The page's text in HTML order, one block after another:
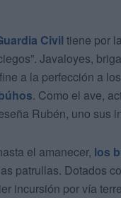
Civil tiene por
Javaloyes,
a la perfección a
. Como el ave,
Rubén, uno sus
el amanecer, los
patrullas. Dotados
incursión por vía